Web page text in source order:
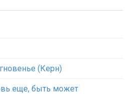
(Керн)
еще, быть может